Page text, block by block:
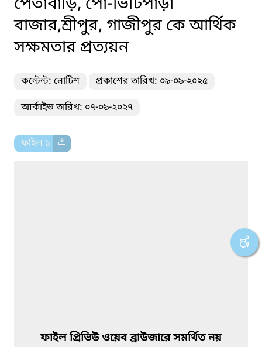
বাজার,শ্রীপুর, গাজীপুর কে আর্থিক
সক্ষমতার প্রত্যয়ন
কন্টেন্ট: নোটিশ প্রকাশের তারিখ: ০৯-০৯-২০২৫
আর্কাইভ তারিখ: ০৭-০৯-২০২৭
ফাইল ১
ফাইল প্রিভিউ ওয়েব ব্রাউজারে সমর্থিত নয়